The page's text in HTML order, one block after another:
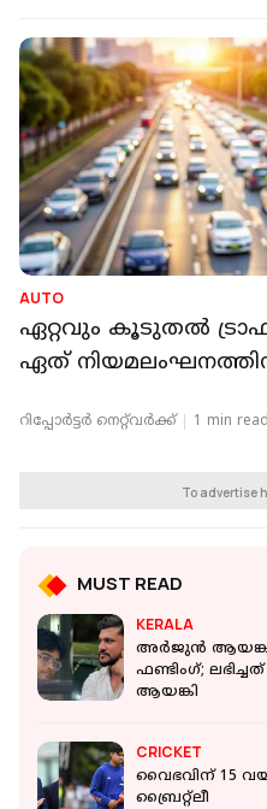
AUTO
ഏറ്റവും കൂടുതല്‍
ഏത്
റിപ്പോർട്ടർ നെറ്റ്‌വര്‍ക്ക്‌ 1 min read
ബൈക്ക് യാത്രക്കാർ
ധരിച്ചാലും ഈ രണ്ട്